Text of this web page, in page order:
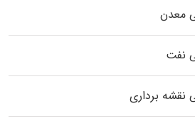
معدن
نفت
نقشه برداری